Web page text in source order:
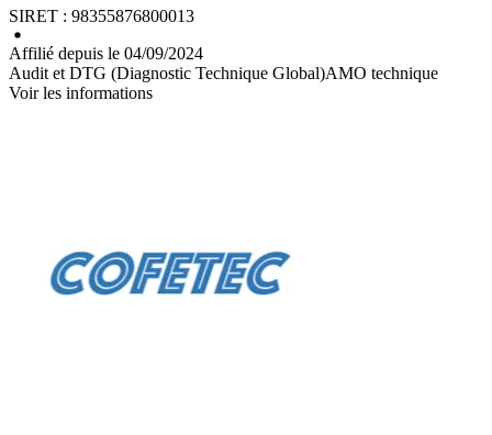
SIRET : 98355876800013
Affilié depuis le 04/09/2024
Audit et DTG (Diagnostic Technique Global)AMO technique
Voir les informations